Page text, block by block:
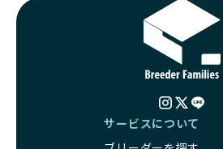
サービスについて